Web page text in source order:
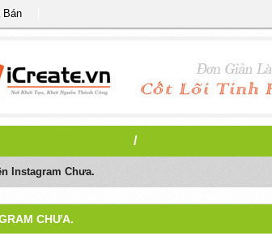
Bán
/
Instagram Chưa.
CHƯA.